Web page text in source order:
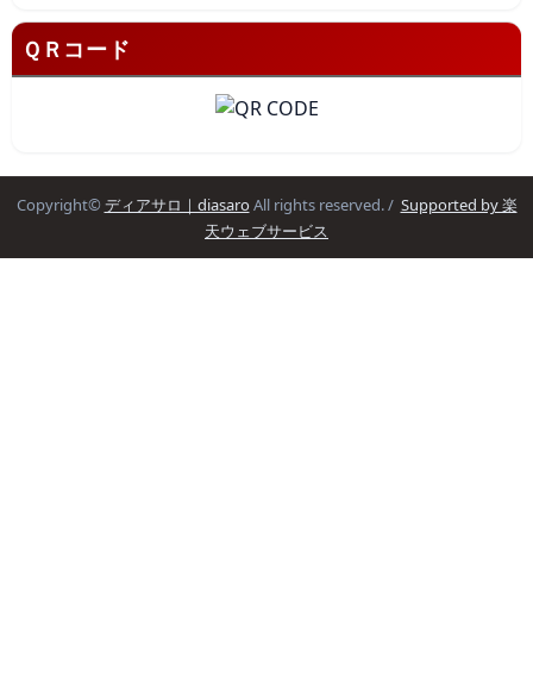
ＱＲコード
Copyright© ディアサロ｜diasaroAll rights reserved. / Supported by 楽
天ウェブサービス